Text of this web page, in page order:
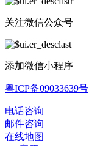
关注微信公众号
添加微信小程序
粤ICP备09033639号
电话咨询
邮件咨询
在线地图